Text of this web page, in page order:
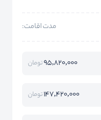
مدت اقامت:
95,820,000تومان
147,420,000تومان